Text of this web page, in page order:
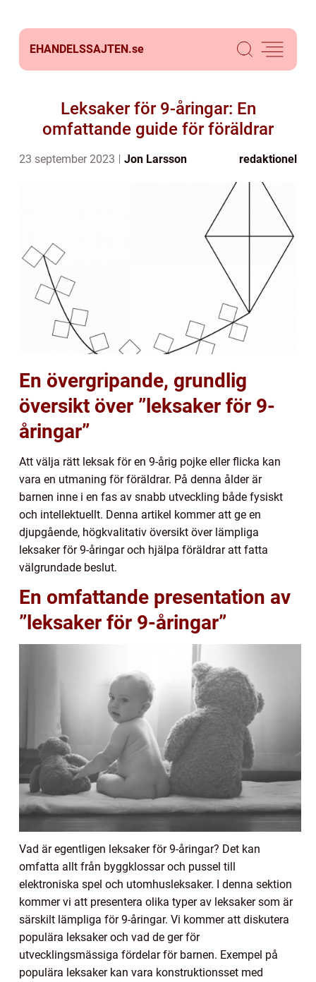
EHANDELSSAJTEN.se
Leksaker för 9-åringar: En
omfattande guide för föräldrar
23 september 2023 Jon Larsson redaktionel
En övergripande, grundlig
översikt över ”leksaker för 9-
åringar”
Att välja rätt leksak för en 9-årig pojke eller flicka kan
vara en utmaning för föräldrar. På denna ålder är
barnen inne i en fas av snabb utveckling både fysiskt
och intellektuellt. Denna artikel kommer att ge en
djupgående, högkvalitativ översikt över lämpliga
leksaker för 9-åringar och hjälpa föräldrar att fatta
välgrundade beslut.
En omfattande presentation av
”leksaker för 9-åringar”
Vad är egentligen leksaker för 9-åringar? Det kan
omfatta allt från byggklossar och pussel till
elektroniska spel och utomhusleksaker. I denna sektion
kommer vi att presentera olika typer av leksaker som är
särskilt lämpliga för 9-åringar. Vi kommer att diskutera
populära leksaker och vad de ger för
utvecklingsmässiga fördelar för barnen. Exempel på
populära leksaker kan vara konstruktionsset med